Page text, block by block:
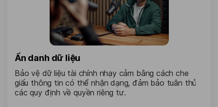
Ẩn danh dữ liệu
Bảo vệ dữ liệu tài chính nhạy cảm bằng cách che
giấu thông tin có thể nhận dạng, đảm bảo tuân thủ
các quy định về quyền riêng tư.